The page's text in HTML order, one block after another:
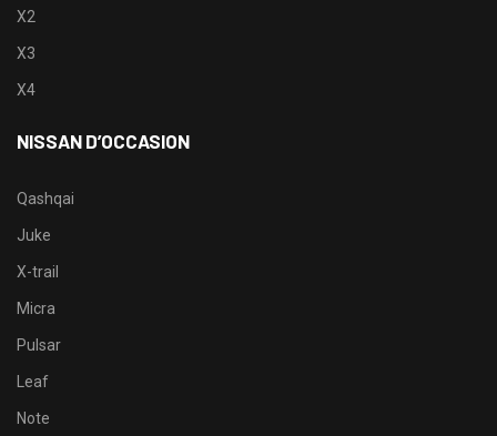
X2
X3
X4
NISSAN D’OCCASION
Qashqai
Juke
X-trail
Micra
Pulsar
Leaf
Note